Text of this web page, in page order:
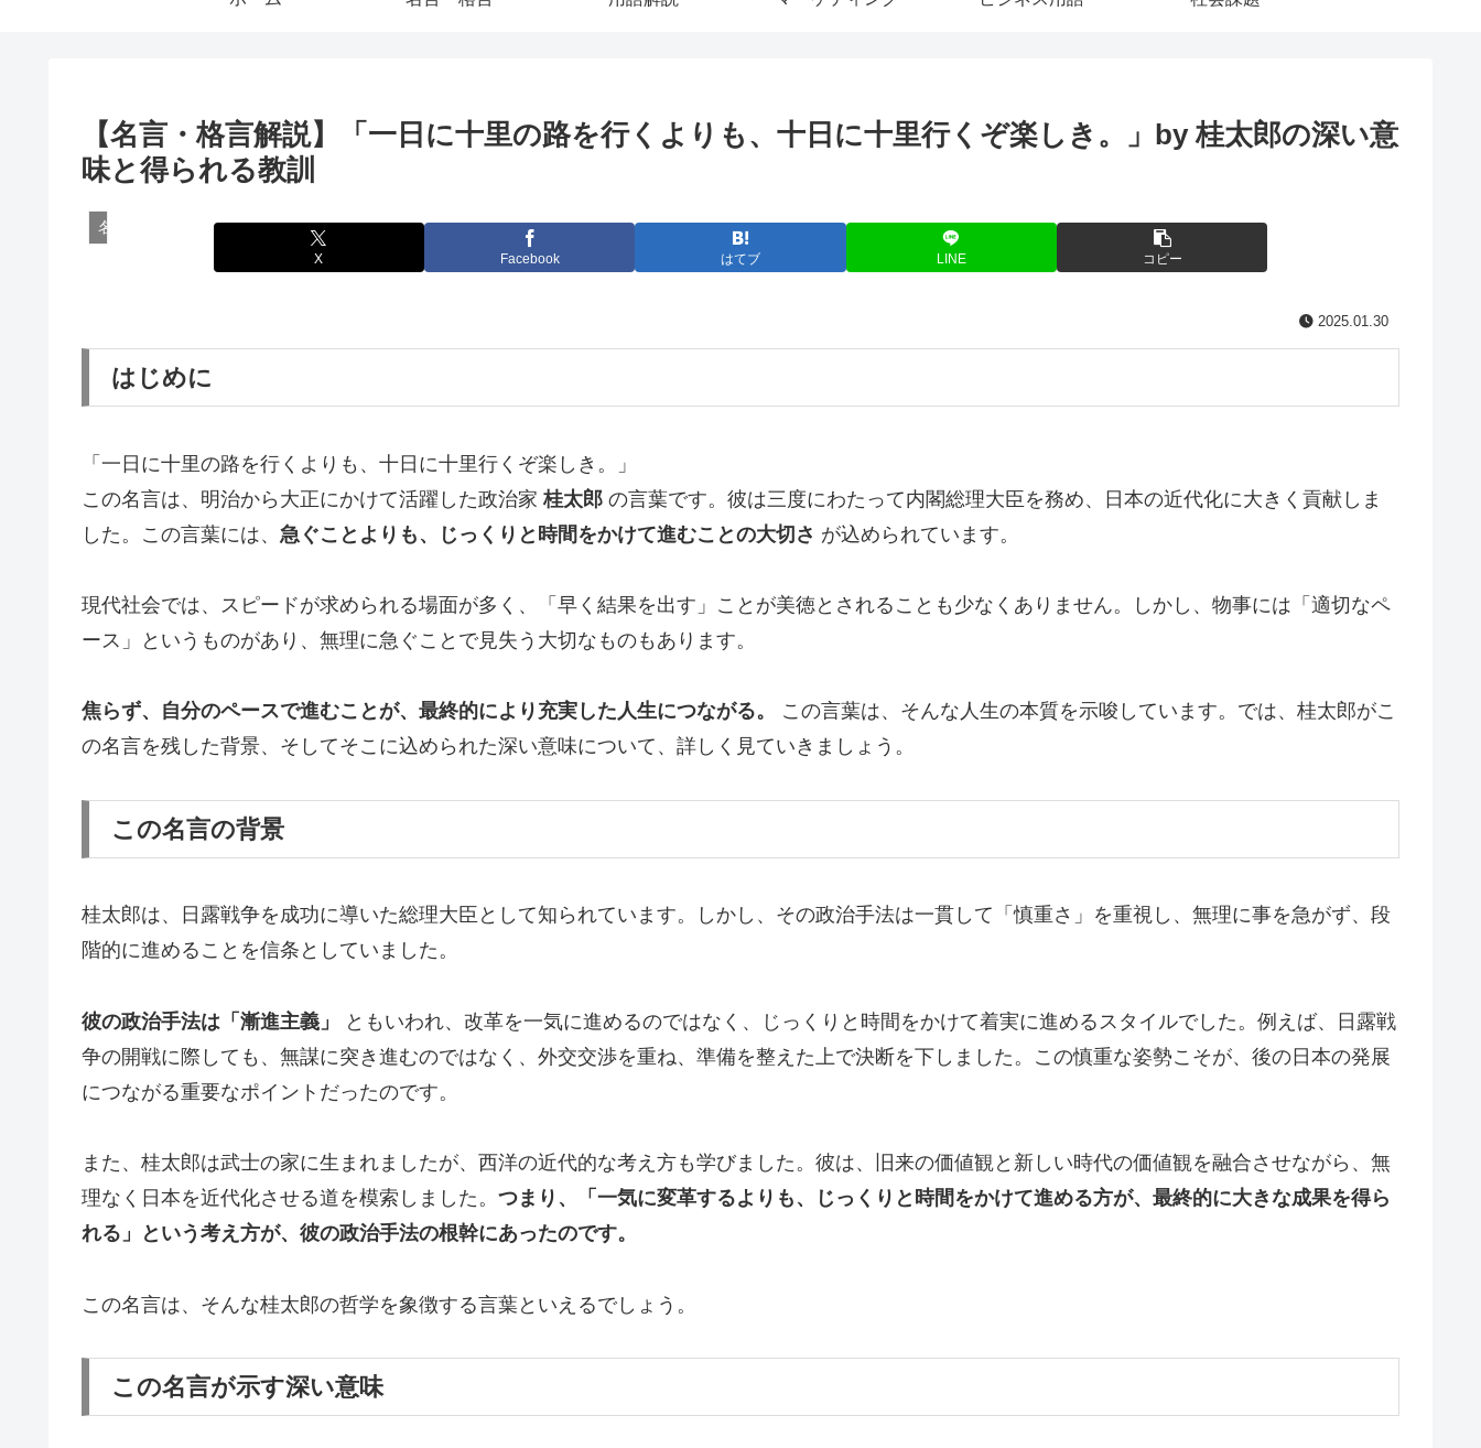
【名言・格言解説】「一日に十里の路を行くよりも、十日に十里行くぞ楽しき。」by 桂太郎の深い意
味と得られる教訓
名言・格言
X Facebook はてブ LINE コピー
2025.01.30
はじめに
「一日に十里の路を行くよりも、十日に十里行くぞ楽しき。」
この名言は、明治から大正にかけて活躍した政治家桂太郎 の言葉です。彼は三度にわたって内閣総理大臣を務め、日本の近代化に大きく貢献しま
した。この言葉には、 急ぐことよりも、じっくりと時間をかけて進むことの大切さ が込められています。
現代社会では、スピードが求められる場面が多く、「早く結果を出す」ことが美徳とされることも少なくありません。しかし、物事には「適切なペ
ース」というものがあり、無理に急ぐことで見失う大切なものもあります。
焦らず、自分のペースで進むことが、最終的により充実した人生につながる。
この言葉は、そんな人生の本質を示唆しています。では、桂太郎がこ
の名言を残した背景、そしてそこに込められた深い意味について、詳しく見ていきましょう。
この名言の背景
桂太郎は、日露戦争を成功に導いた総理大臣として知られています。しかし、その政治手法は一貫して「慎重さ」を重視し、無理に事を急がず、段
階的に進めることを信条としていました。
彼の政治手法は「漸進主義」
ともいわれ、改革を一気に進めるのではなく、じっくりと時間をかけて着実に進めるスタイルでした。例えば、日露戦
争の開戦に際しても、無謀に突き進むのではなく、外交交渉を重ね、準備を整えた上で決断を下しました。この慎重な姿勢こそが、後の日本の発展
につながる重要なポイントだったのです。
また、桂太郎は武士の家に生まれましたが、西洋の近代的な考え方も学びました。彼は、旧来の価値観と新しい時代の価値観を融合させながら、無
理なく日本を近代化させる道を模索しました。 つまり、「一気に変革するよりも、じっくりと時間をかけて進める方が、最終的に大きな成果を得ら
れる」という考え方が、彼の政治手法の根幹にあったのです。
この名言は、そんな桂太郎の哲学を象徴する言葉といえるでしょう。
この名言が示す深い意味